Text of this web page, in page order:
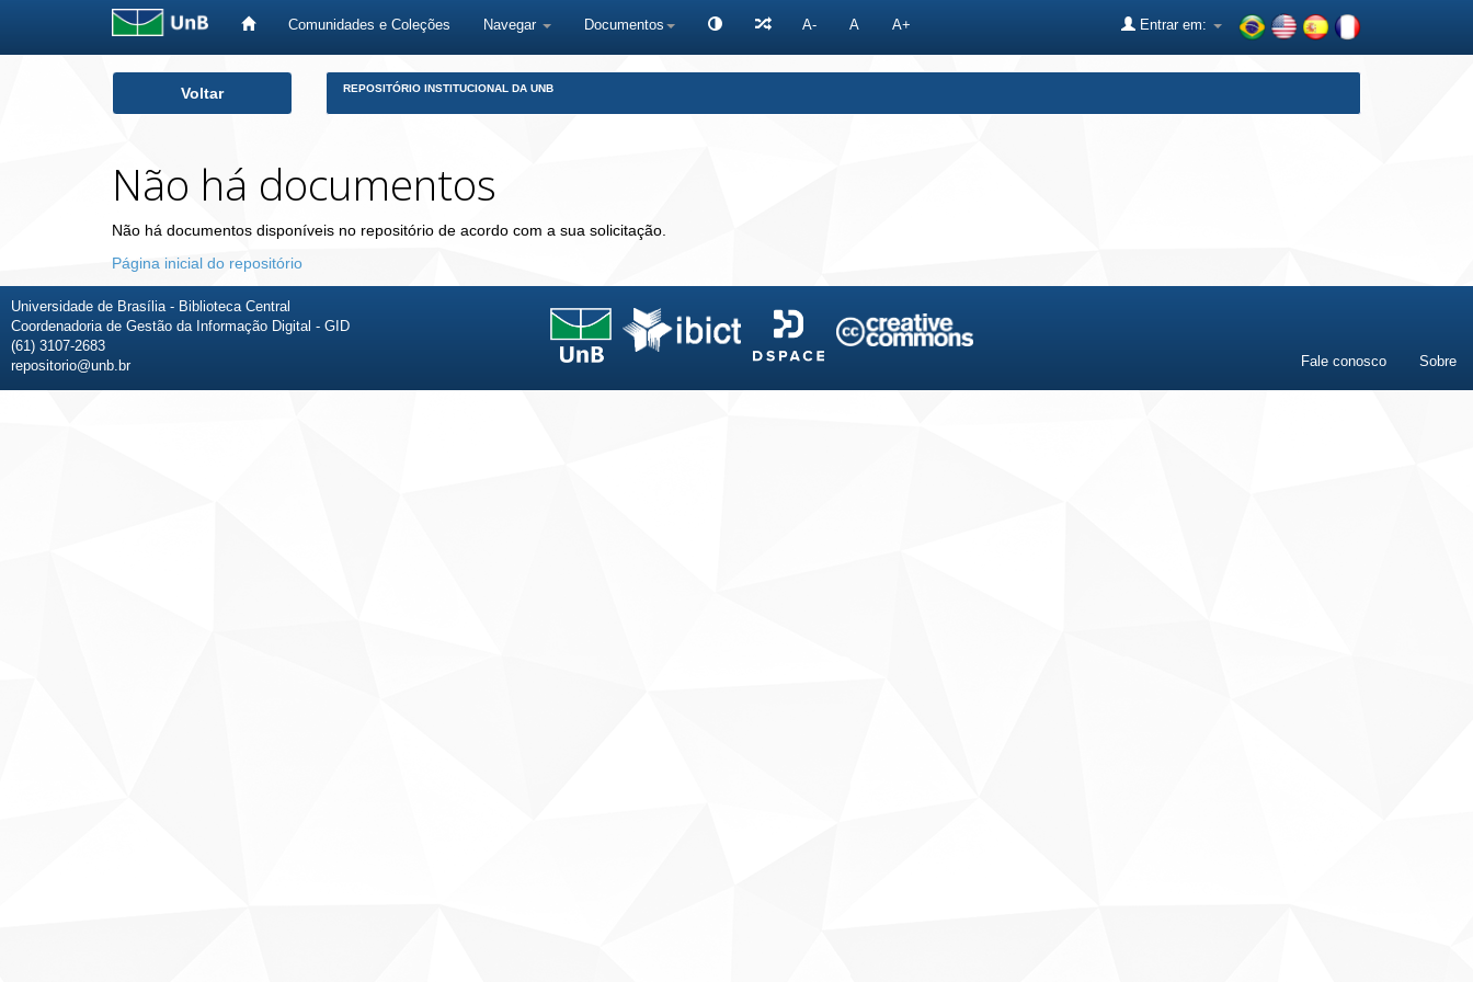
Comunidades e Coleções Navegar Documentos A- A A+ Entrar em:
Voltar REPOSITÓRIO INSTITUCIONAL DA UNB
Não há documentos
Não há documentos disponíveis no repositório de acordo com a sua solicitação.
Página inicial do repositório
Universidade de Brasília - Biblioteca Central
Coordenadoria de Gestão da Informação Digital - GID
(61) 3107-2683
repositorio@unb.br
Fale conosco Sobre